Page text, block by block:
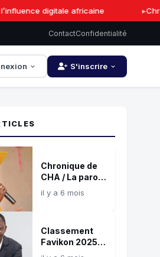
digitale africaine
ContactConfidentialité
S'inscrire
Chronique de
CHA / La parole
: Souffle de vie,
feu de
il y a 6 mois
Classement
Favikon 2025 :
Serges